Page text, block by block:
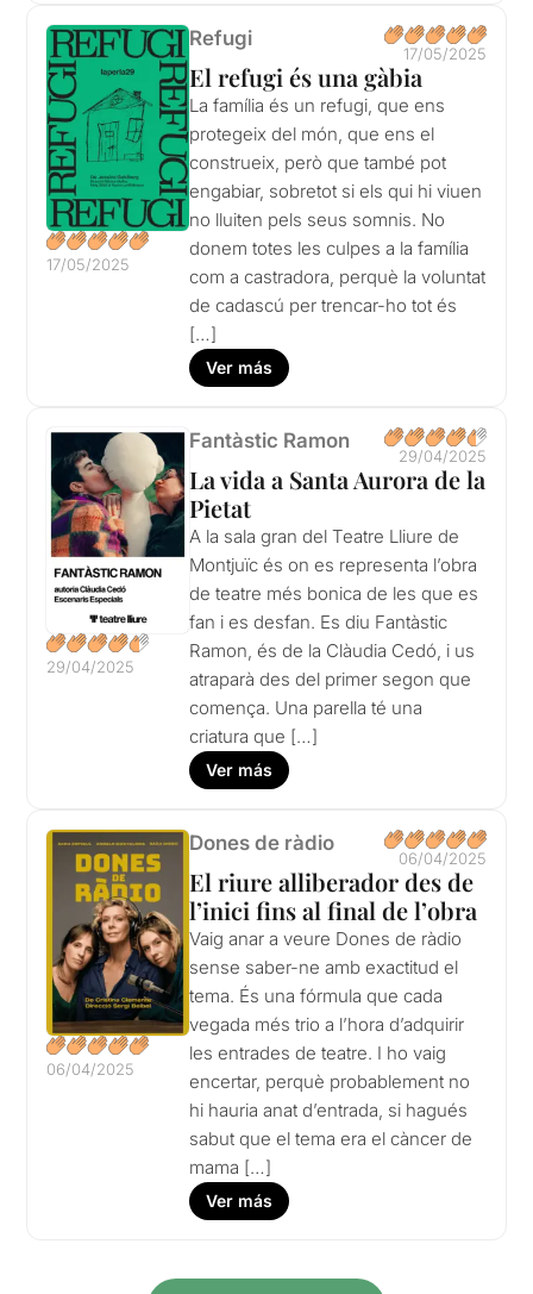
17/05/2025
Refugi
17/05/2025
El refugi és una gàbia
La família és un refugi, que ens
protegeix del món, que ens el
construeix, però que també pot
engabiar, sobretot si els qui hi viuen
no lluiten pels seus somnis. No
donem totes les culpes a la família
com a castradora, perquè la voluntat
de cadascú per trencar-ho tot és
[…]
Ver más
29/04/2025
Fantàstic Ramon
29/04/2025
La vida a Santa Aurora de la
Pietat
A la sala gran del Teatre Lliure de
Montjuïc és on es representa l’obra
de teatre més bonica de les que es
fan i es desfan. Es diu Fantàstic
Ramon, és de la Clàudia Cedó, i us
atraparà des del primer segon que
comença. Una parella té una
criatura que […]
Ver más
06/04/2025
Dones de ràdio
06/04/2025
El riure alliberador des de
l’inici fins al final de l’obra
Vaig anar a veure Dones de ràdio
sense saber-ne amb exactitud el
tema. És una fórmula que cada
vegada més trio a l’hora d’adquirir
les entrades de teatre. I ho vaig
encertar, perquè probablement no
hi hauria anat d’entrada, si hagués
sabut que el tema era el càncer de
mama […]
Ver más